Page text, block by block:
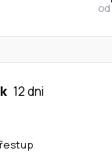
od
12 dni